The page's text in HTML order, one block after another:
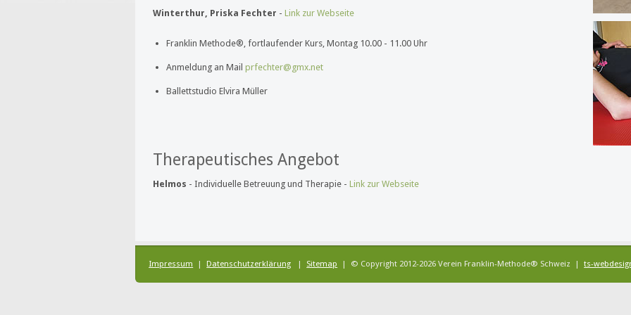
Winterthur, Priska Fechter - Link zur Webseite
Franklin Methode®, fortlaufender Kurs, Montag 10.00 - 11.00 Uhr
Anmeldung an Mailprfechter@gmx.net
Ballettstudio Elvira Müller
Therapeutisches Angebot
Helmos - Individuelle Betreuung und Therapie - Link zur Webseite
Impressum |Datenschutzerklärung | Sitemap | © Copyright 2012-2026 Verein Franklin-Methode® Schweiz |ts-